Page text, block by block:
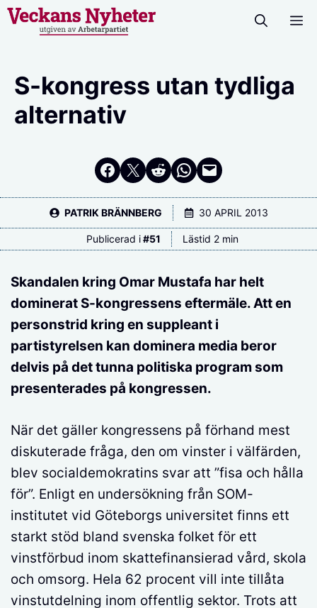
Hoppa
S-kongress utan tydliga
alternativ
Dela på Facebook
Dela på Twitter
Dela på RedditDela i WhatsApp
Maila en länk
PATRIK BRÄNNBERG 30 APRIL 2013
Publicerad i #51 Lästid 2 min
Skandalen kring Omar Mustafa har helt
dominerat S-kongressens eftermäle. Att en
personstrid kring en suppleant i
partistyrelsen kan dominera media beror
delvis på det tunna politiska program som
presenterades på kongressen.
När det gäller kongressens på förhand mest
diskuterade fråga, den om vinster i välfärden,
blev socialdemokratins svar att ”fisa och hålla
för”. Enligt en undersökning från SOM-
institutet vid Göteborgs universitet finns ett
starkt stöd bland svenska folket för ett
vinstförbud inom skattefinansierad vård, skola
och omsorg. Hela 62 procent vill inte tillåta
vinstutdelning inom offentlig sektor. Trots att